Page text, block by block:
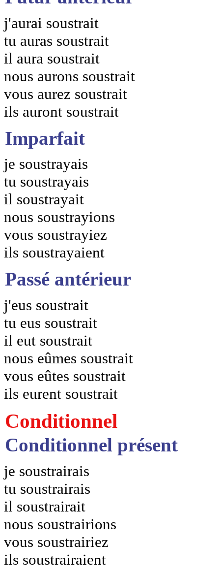
j'aurai soustrait
tu auras soustrait
il aura soustrait
nous aurons soustrait
vous aurez soustrait
ils auront soustrait
Imparfait
je soustrayais
tu soustrayais
il soustrayait
nous soustrayions
vous soustrayiez
ils soustrayaient
Passé antérieur
j'eus soustrait
tu eus soustrait
il eut soustrait
nous eûmes soustrait
vous eûtes soustrait
ils eurent soustrait
Conditionnel
Conditionnel présent
je soustrairais
tu soustrairais
il soustrairait
nous soustrairions
vous soustrairiez
ils soustrairaient